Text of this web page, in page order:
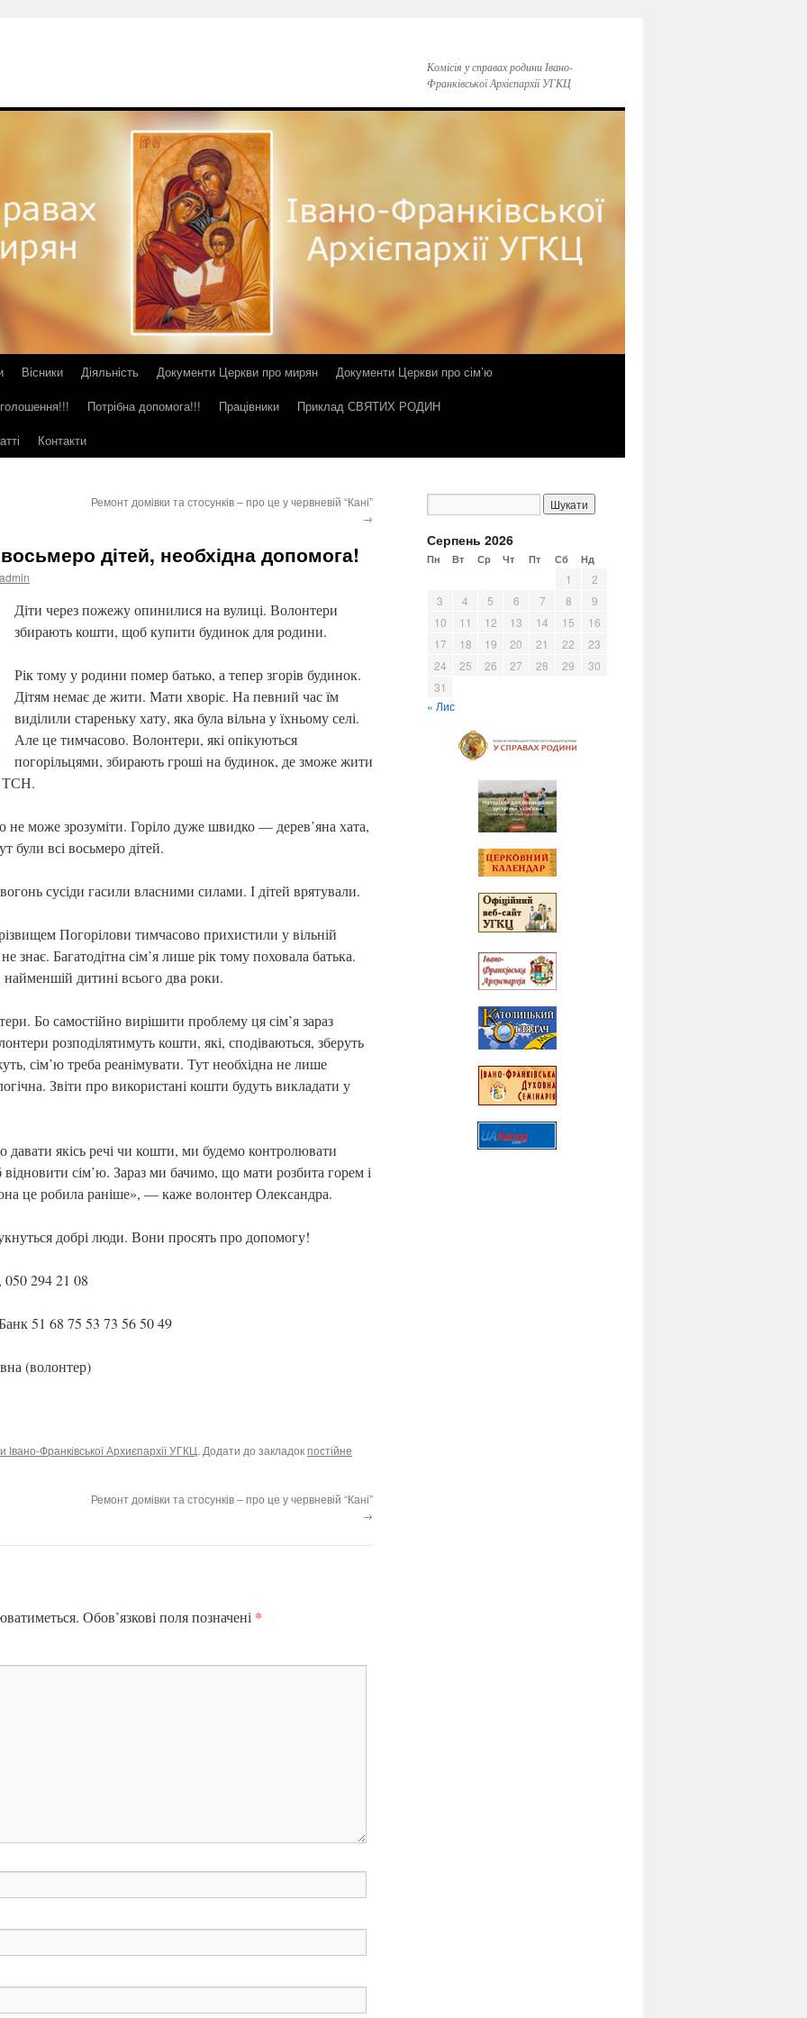
Комісія у справах родини Івано-
Франківської Архієпархії УГКЦ
Вісники Діяльність Документи Церкви про мирян
Документи Церкви про сім’ю
Потрібна допомога!!! Працівники
Приклад СВЯТИХ РОДИН
Контакти
Ремонт домівки та стосунків – про це у червневій “Кані”
→
восьмеро дітей, необхідна допомога!
admin
Діти через пожежу опинилися на вулиці. Волонтери
збирають кошти, щоб купити будинок для родини.
Рік тому у родини помер батько, а тепер згорів будинок.
Дітям немає де жити. Мати хворіє. На певний час їм
виділили стареньку хату, яка була вільна у їхньому селі.
Але це тимчасово. Волонтери, які опікуються
погорільцями, збирають гроші на будинок, де зможе жити
ТСН.
не може зрозуміти. Горіло дуже швидко — дерев’яна хата,
були всі восьмеро дітей.
сусіди гасили власними силами. І дітей врятували.
Погорілови тимчасово прихистили у вільній
знає. Багатодітна сім’я лише рік тому поховала батька.
дитині всього два роки.
Бо самостійно вирішити проблему ця сім’я зараз
розподілятимуть кошти, які, сподіваються, зберуть
сім’ю треба реанімувати. Тут необхідна не лише
Звіти про використані кошти будуть викладати у
якісь речі чи кошти, ми будемо контролювати
сім’ю. Зараз ми бачимо, що мати розбита горем і
це робила раніше», — каже волонтер Олександра.
добрі люди. Вони просять про допомогу!
294 21 08
51 68 75 53 73 56 50 49
(волонтер)
Івано-Франківської Архиєпархії УГКЦ. Додати до закладокпостійне
Ремонт домівки та стосунків – про це у червневій “Кані”
→
Обов’язкові поля позначені *
Серпень 2026
Пн Вт Ср Чт Пт Сб Нд
1
2
3
4 5 6 7 8
9
10
11 12 13 14 15
16
17
18 19 20 21 22
23
24
25 26 27 28 29
30
31
« Лис